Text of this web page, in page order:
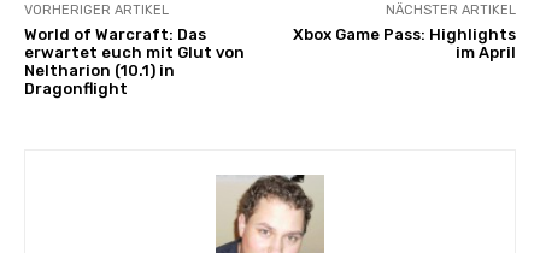
VORHERIGER ARTIKEL
World of Warcraft: Das
erwartet euch mit Glut von
Neltharion (10.1) in
Dragonflight
NÄCHSTER ARTIKEL
Xbox Game Pass: Highlights
im April